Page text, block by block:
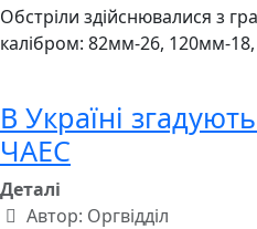
Обстріли здійснювалися з
калібром: 82мм-26, 120мм-
В Україні
ЧАЕС
Деталі
Автор: Оргвідділ